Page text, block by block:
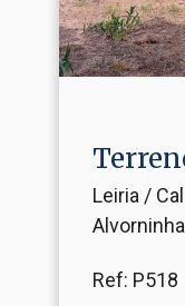
Leiria /
Alvorninha
Ref: P518